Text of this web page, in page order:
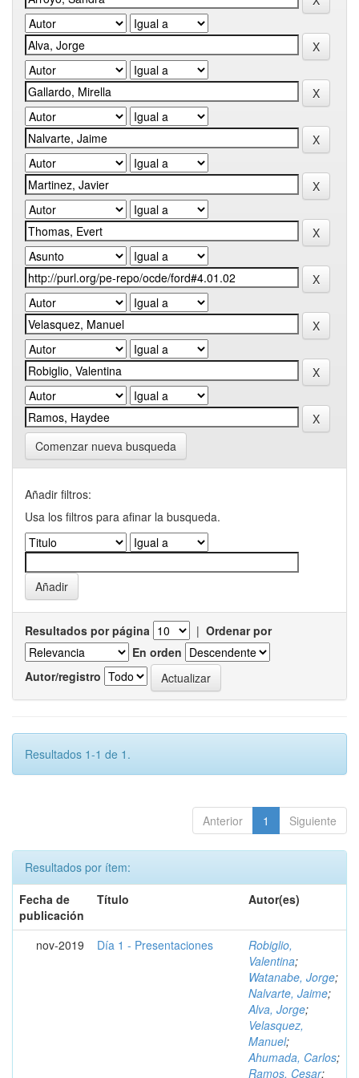
Comenzar nueva busqueda
Añadir filtros:
Usa los filtros para afinar la busqueda.
Resultados por página | Ordenar por
En orden
Autor/registro
Resultados 1-1 de 1.
Anterior 1 Siguiente
Resultados por ítem:
Fecha de
publicación
Título Autor(es)
nov-2019 Día 1 - Presentaciones
Robiglio,
Valentina;
Watanabe, Jorge;
Nalvarte, Jaime;
Alva, Jorge;
Velasquez,
Manuel;
Ahumada, Carlos;
Ramos, Cesar;